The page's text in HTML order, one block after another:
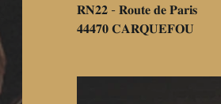
𝐑𝐍𝟐𝟐 - 𝐑𝐨𝐮𝐭𝐞 𝐝𝐞 𝐏𝐚𝐫𝐢𝐬
𝟒𝟒𝟒𝟕𝟎 𝐂𝐀𝐑𝐐𝐔𝐄𝐅𝐎𝐔